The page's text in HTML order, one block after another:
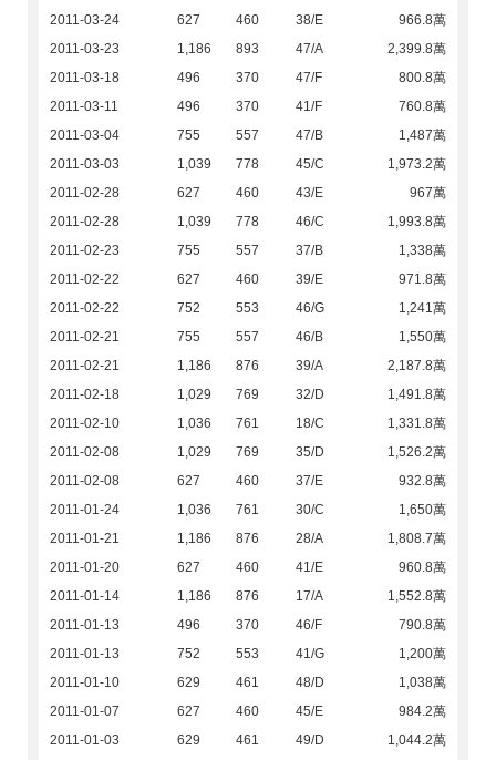
2011-03-24 627 460 38/E
966.8萬
2011-03-23
1,186 893 47/A
2,399.8萬
2011-03-18
496 370 47/F
800.8萬
2011-03-11
496 370 41/F
760.8萬
2011-03-04
755 557 47/B
1,487萬
2011-03-03
1,039 778 45/C
1,973.2萬
2011-02-28
627 460 43/E
967萬
2011-02-28
1,039 778 46/C
1,993.8萬
2011-02-23
755 557 37/B
1,338萬
2011-02-22
627 460 39/E
971.8萬
2011-02-22
752 553 46/G
1,241萬
2011-02-21
755 557 46/B
1,550萬
2011-02-21
1,186 876 39/A
2,187.8萬
2011-02-18
1,029 769 32/D
1,491.8萬
2011-02-10
1,036 761 18/C
1,331.8萬
2011-02-08
1,029 769 35/D
1,526.2萬
2011-02-08
627 460 37/E
932.8萬
2011-01-24
1,036 761 30/C
1,650萬
2011-01-21
1,186 876 28/A
1,808.7萬
2011-01-20
627 460 41/E
960.8萬
2011-01-14
1,186 876 17/A
1,552.8萬
2011-01-13
496 370 46/F
790.8萬
2011-01-13
752 553 41/G
1,200萬
2011-01-10
629 461 48/D
1,038萬
2011-01-07
627 460 45/E
984.2萬
2011-01-03
629 461 49/D
1,044.2萬